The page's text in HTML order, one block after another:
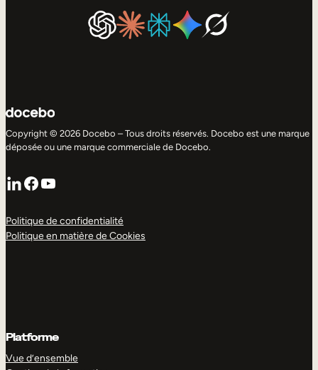
Copyright © 2026 Docebo – Tous droits réservés. Docebo est une marque
déposée ou une marque commerciale de Docebo.
LinkedIn
Facebook
YouTube
Politique de confidentialité
Politique en matière de Cookies
Platforme
Vue d’ensemble